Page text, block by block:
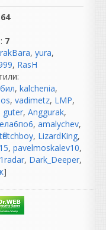
7
, yura,
, RasH
, kalchenia,
, vadimetz, LMP,
guter, Anggurak,
, amalychev,
, LizardKing,
, pavelmoskalev10,
, Dark_Deeper,
]